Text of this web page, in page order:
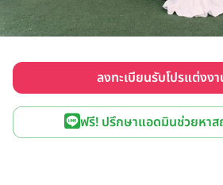
ลงทะเบียนรับโปรแต่งง
ฟรี! ปรึกษาแอดมินช่วยหา